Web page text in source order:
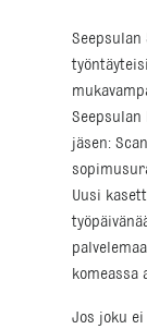
Seepsulan
jäsen:
Uusi
komeassa
Jos joku